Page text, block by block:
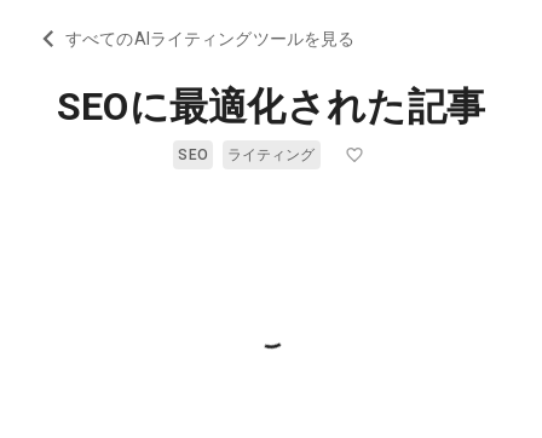
すべてのAIライティングツールを見る
SEOに最適化された記事
SEO ライティング